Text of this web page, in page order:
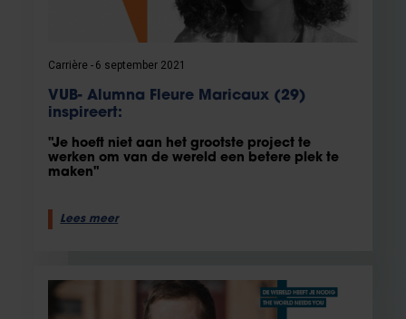
Carrière 6 september 2021
VUB- Alumna Fleure Maricaux (29)
inspireert:
"Je hoeft niet aan het grootste project te
werken om van de wereld een betere plek te
maken"
Lees meer